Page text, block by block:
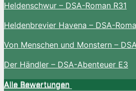
Heldenschwur – DSA-Roman R31
Heldenbrevier Havena – DSA-
Von Menschen und Monstern –
Der Händler – DSA-Abenteuer E3
Alle Bewertungen
Alle Bewertungen